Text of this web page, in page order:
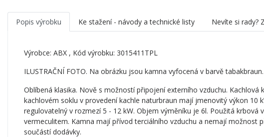
Popis výrobku Ke stažení - návody a technické listy Nevíte si rady?
Výrobce: ABX , Kód výrobku: 3015411TPL
ILUSTRAČNÍ FOTO. Na obrázku jsou kamna vyfocená v barvě tabakbraun.
Oblíbená klasika. Nově s možností připojení externího vzduchu.
kachlovém soklu v provedení kachle naturbraun mají jmenovitý výkon 10
regulovatelný v rozmezí 5 - 12 kW. Objem výměníku je 6l. Použitá
vermeculitem. Kamna mají přívod terciálního vzduchu a nemají možnost
součástí dodávky.